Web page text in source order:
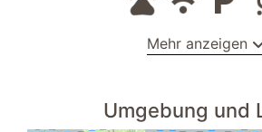
Mehr anzeigen
KochnischeUmgebung und